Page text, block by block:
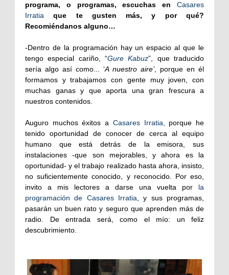
programa, o programas, escuchas en Casares
Irratia que te gusten más, y por qué?
Recomiéndanos alguno…
-Dentro de la programación hay un espacio al que le
tengo especial cariño, “Gure Kabuz”, que traducido
sería algo así como... ‘A nuestro aire’, porque en él
formamos y trabajamos con gente muy joven, con
muchas ganas y que aporta una gran frescura a
nuestros contenidos.
Auguro muchos éxitos a Casares Irratia, porque he
tenido oportunidad de conocer de cerca al equipo
humano que está detrás de la emisora, sus
instalaciones -que son mejorables, y ahora es la
oportunidad- y el trabajo realizado hasta ahora, insisto,
no suficientemente conocido, y reconocido. Por eso,
invito a mis lectores a darse una vuelta por la
programación de Casares Irratia, y sus programas,
pasarán un buen rato y seguro que aprenden más de
radio. De entrada será, como el mío: un feliz
descubrimiento.